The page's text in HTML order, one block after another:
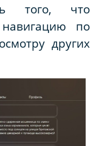
того, что
навигацию по
других